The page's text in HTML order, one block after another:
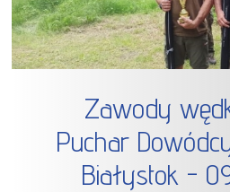
Zawody
Puchar
Białystok -